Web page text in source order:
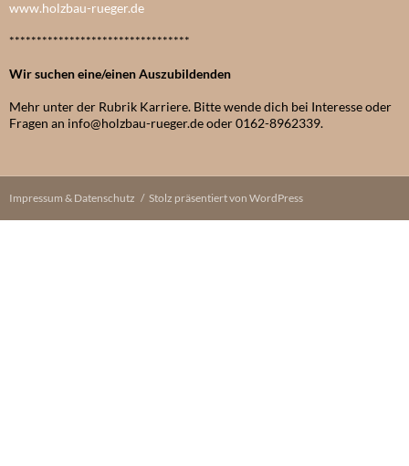
www.holzbau-rueger.de
*********************************
Wir suchen eine/einen Auszubildenden
Mehr unter der Rubrik Karriere. Bitte wende dich bei Interesse oder
Fragen an info@holzbau-rueger.de oder 0162-8962339.
Impressum & Datenschutz Stolz präsentiert von WordPress